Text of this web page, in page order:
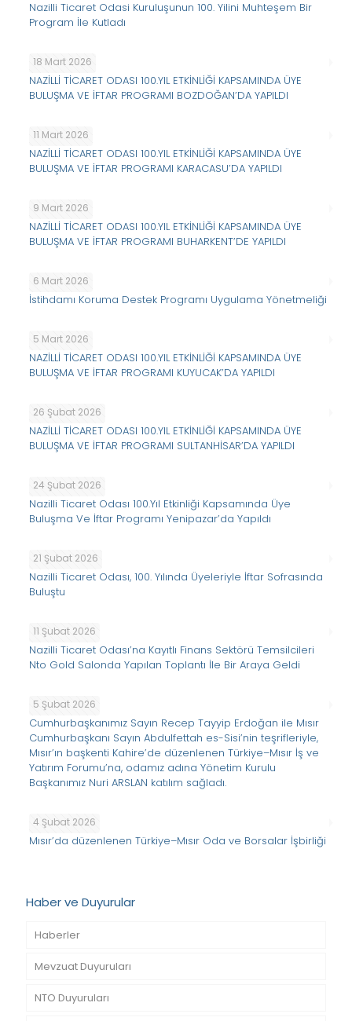
Nazilli Ticaret Odasi Kuruluşunun 100. Yilini Muhteşem Bir
Program İle Kutladı
18 Mart 2026
NAZİLLİ TİCARET ODASI 100.YIL ETKİNLİĞİ KAPSAMINDA ÜYE
BULUŞMA VE İFTAR PROGRAMI BOZDOĞAN’DA YAPILDI
11 Mart 2026
NAZİLLİ TİCARET ODASI 100.YIL ETKİNLİĞİ KAPSAMINDA ÜYE
BULUŞMA VE İFTAR PROGRAMI KARACASU’DA YAPILDI
9 Mart 2026
NAZİLLİ TİCARET ODASI 100.YIL ETKİNLİĞİ KAPSAMINDA ÜYE
BULUŞMA VE İFTAR PROGRAMI BUHARKENT’DE YAPILDI
6 Mart 2026
İstihdamı Koruma Destek Programı Uygulama Yönetmeliği
5 Mart 2026
NAZİLLİ TİCARET ODASI 100.YIL ETKİNLİĞİ KAPSAMINDA ÜYE
BULUŞMA VE İFTAR PROGRAMI KUYUCAK’DA YAPILDI
26 Şubat 2026
NAZİLLİ TİCARET ODASI 100.YIL ETKİNLİĞİ KAPSAMINDA ÜYE
BULUŞMA VE İFTAR PROGRAMI SULTANHİSAR’DA YAPILDI
24 Şubat 2026
Nazilli Ticaret Odası 100.Yıl Etkinliği Kapsamında Üye
Buluşma Ve İftar Programı Yenipazar’da Yapıldı
21 Şubat 2026
Nazilli Ticaret Odası, 100. Yılında Üyeleriyle İftar Sofrasında
Buluştu
11 Şubat 2026
Nazilli Ticaret Odası’na Kayıtlı Finans Sektörü Temsilcileri
Nto Gold Salonda Yapılan Toplantı İle Bir Araya Geldi
5 Şubat 2026
Cumhurbaşkanımız Sayın Recep Tayyip Erdoğan ile Mısır
Cumhurbaşkanı Sayın Abdulfettah es-Sisi’nin teşrifleriyle,
Mısır’ın başkenti Kahire’de düzenlenen Türkiye–Mısır İş ve
Yatırım Forumu’na, odamız adına Yönetim Kurulu
Başkanımız Nuri ARSLAN katılım sağladı.
4 Şubat 2026
Mısır’da düzenlenen Türkiye–Mısır Oda ve Borsalar İşbirliği
Haber ve Duyurular
Haberler
Mevzuat Duyuruları
NTO Duyuruları